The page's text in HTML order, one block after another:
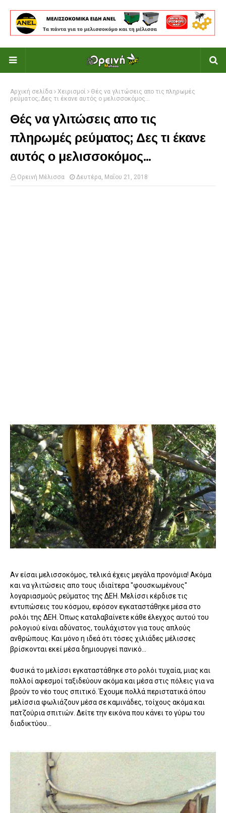
Αρχική σελίδα Χειρισμοί
Θές να γλιτώσεις απο τις πληρωμές
ρεύματος; Δες τι έκανε αυτός ο μελισσοκόμος...
Θές να γλιτώσεις απο τις
πληρωμές ρεύματος; Δες τι έκανε
αυτός ο μελισσοκόμος...
Ορεινή Μέλισσα Δευτέρα, Μαΐου 21, 2018
Αν είσαι μελισσοκόμος, τελικά έχεις μεγάλα προνόμια! Ακόμα
και να γλιτώσεις απο τους ιδιαίτερα "φουσκωμένους"
λογαριασμούς ρεύματος της ΔΕΗ. Μελίσσι κέρδισε τις
εντυπώσεις του κόσμου, εφόσον εγκαταστάθηκε μέσα στο
ρολόι της ΔΕΗ. Όπως καταλαβαίνετε κάθε έλεγχος αυτού του
ρολογιού είναι αδύνατος, τουλάχιστον για τους απλούς
ανθρώπους. Και μόνο η ιδεά ότι τόσες χιλιάδες μέλισσες
βρίσκονται εκεί μέσα δημιουργεί πανικό...
Φυσικά το μελίσσι εγκαταστάθηκε στο ρολόι τυχαία, μιας και
πολλοί αφεσμοί ταξιδεύουν ακόμα και μέσα στις πόλεις για να
βρούν το νέο τους σπιτικό. Έχουμε πολλά περιστατικά όπου
μελίσσια φωλιάζουν μέσα σε καμινάδες, τοίχους ακόμα και
πατζούρια σπιτιών. Δείτε την εικόνα που κάνει το γύρω του
διαδικτύου...